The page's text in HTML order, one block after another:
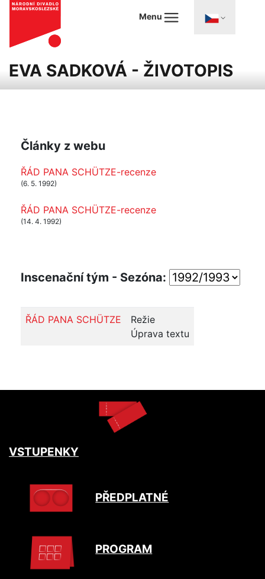
Menu
EVA SADKOVÁ - ŽIVOTOPIS
Články z webu
ŘÁD PANA SCHÜTZE-recenze
(6. 5. 1992)
ŘÁD PANA SCHÜTZE-recenze
(14. 4. 1992)
Inscenační tým - Sezóna:
ŘÁD PANA SCHÜTZE
Režie
Úprava textu
VSTUPENKY
PŘEDPLATNÉ
PROGRAM